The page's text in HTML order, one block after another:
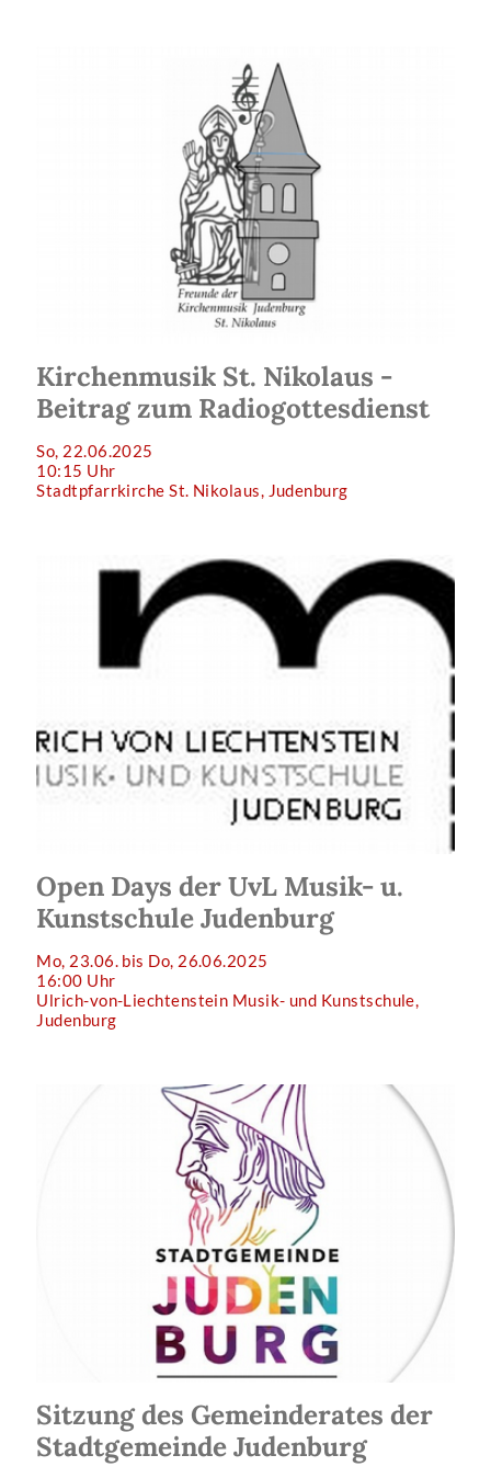
Kirchenmusik St. Nikolaus -
Beitrag zum Radiogottesdienst
So, 22.06.2025
10:15 Uhr
Stadtpfarrkirche St. Nikolaus, Judenburg
Open Days der UvL Musik- u.
Kunstschule Judenburg
Mo, 23.06. bis Do, 26.06.2025
16:00 Uhr
Ulrich-von-Liechtenstein Musik- und Kunstschule,
Judenburg
Sitzung des Gemeinderates der
Stadtgemeinde Judenburg